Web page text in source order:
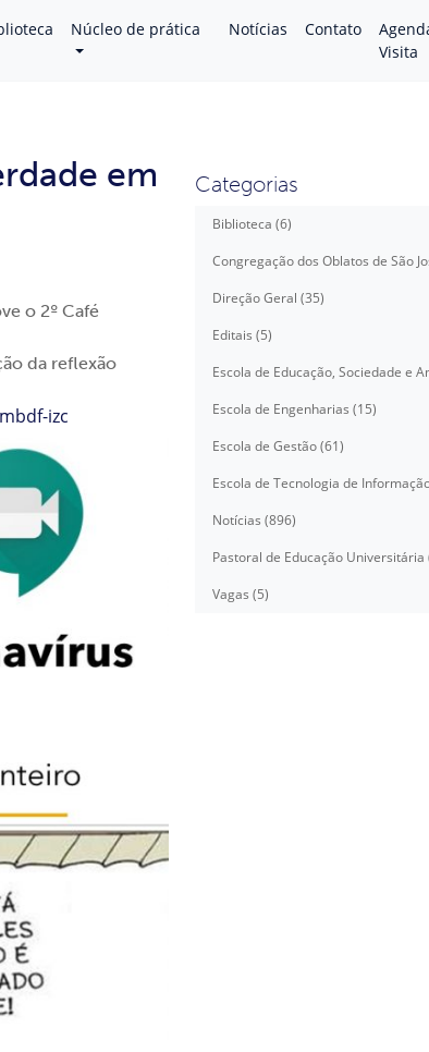
Núcleo de prática Notícias Contato
Visita
em
o 2º Café
da reflexão
izc
Categorias
Biblioteca (6)
Congregação dos Oblatos de São
Direção Geral (35)
Editais (5)
Escola de Educação, Sociedade e
Escola de Engenharias (15)
Escola de Gestão (61)
Escola de Tecnologia de
Notícias (896)
Pastoral de Educação Universitária
Vagas (5)